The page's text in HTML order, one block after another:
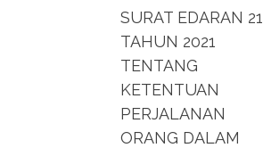
SURAT EDARAN 21
TAHUN 2021
TENTANG
KETENTUAN
PERJALANAN
ORANG DALAM